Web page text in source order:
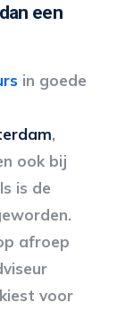
een
in goede
,
ook bij
is de
afroep
voor